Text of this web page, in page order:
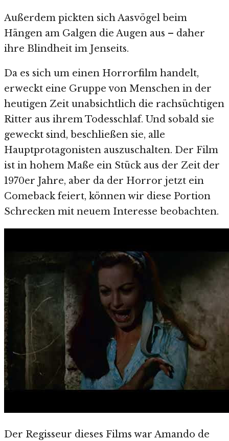
Außerdem pickten sich Aasvögel beim
Hängen am Galgen die Augen aus – daher
ihre Blindheit im Jenseits.
Da es sich um einen Horrorfilm handelt,
erweckt eine Gruppe von Menschen in der
heutigen Zeit unabsichtlich die rachsüchtigen
Ritter aus ihrem Todesschlaf. Und sobald sie
geweckt sind, beschließen sie, alle
Hauptprotagonisten auszuschalten. Der Film
ist in hohem Maße ein Stück aus der Zeit der
1970er Jahre, aber da der Horror jetzt ein
Comeback feiert, können wir diese Portion
Schrecken mit neuem Interesse beobachten.
Der Regisseur dieses Films war Amando de